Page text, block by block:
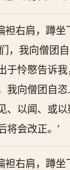
袒右肩，蹲坐
，我向僧团
于怜愍告诉
我向僧团自
、以闻、或
将会改正。’
袒右肩，蹲坐